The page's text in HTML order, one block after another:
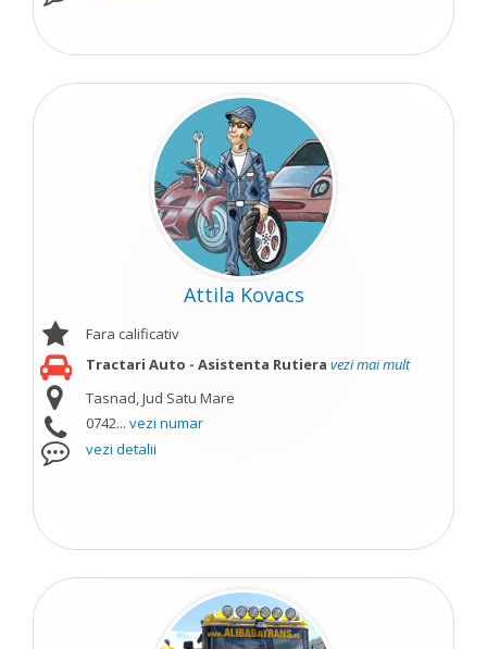
Attila Kovacs
Fara calificativ
Tractari Auto - Asistenta Rutiera vezi mai mult
Tasnad, Jud Satu Mare
0742... vezi numar
vezi detalii